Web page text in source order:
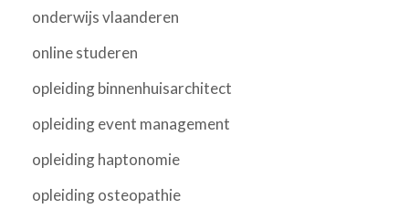
onderwijs vlaanderen
online studeren
opleiding binnenhuisarchitect
opleiding event management
opleiding haptonomie
opleiding osteopathie